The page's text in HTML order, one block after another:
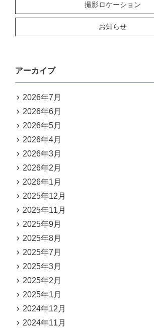
撮影ロケーション
お知らせ
アーカイブ
2026年7月
2026年6月
2026年5月
2026年4月
2026年3月
2026年2月
2026年1月
2025年12月
2025年11月
2025年9月
2025年8月
2025年7月
2025年3月
2025年2月
2025年1月
2024年12月
2024年11月